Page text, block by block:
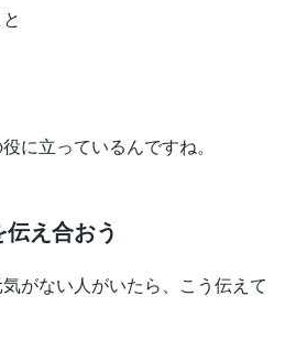
に立っているんですね。
伝え合おう
がない人がいたら、こう伝えて